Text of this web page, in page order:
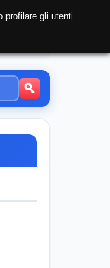
profilare gli utenti